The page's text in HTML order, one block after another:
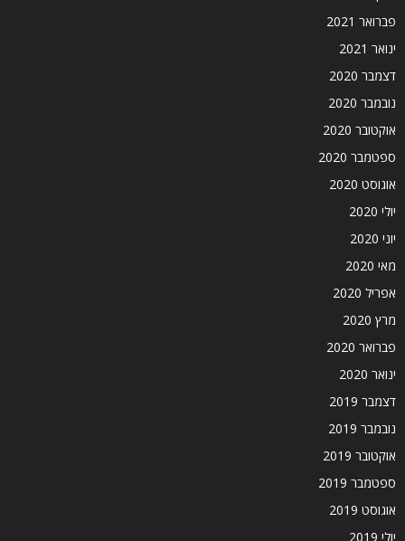
פברואר 2021
ינואר 2021
דצמבר 2020
נובמבר 2020
אוקטובר 2020
ספטמבר 2020
אוגוסט 2020
יולי 2020
יוני 2020
מאי 2020
אפריל 2020
מרץ 2020
פברואר 2020
ינואר 2020
דצמבר 2019
נובמבר 2019
אוקטובר 2019
ספטמבר 2019
אוגוסט 2019
יולי 2019